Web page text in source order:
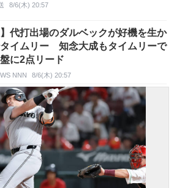
8/6(木) 20:57
】代打出場のダルベックが好機を生か
イムリー 知念大成もタイムリーで
に2点リード
NNN 8/6(木) 20:57